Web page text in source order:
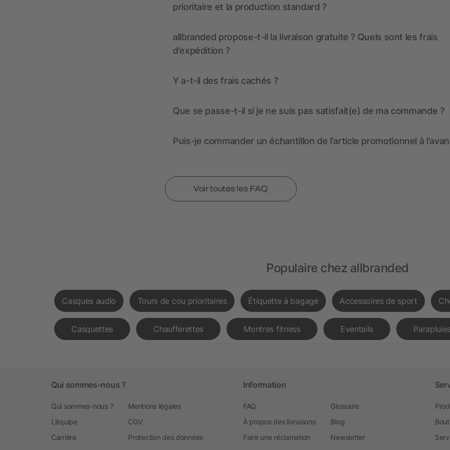
prioritaire et la production standard ?
allbranded propose-t-il la livraison gratuite ? Quels sont les frais
d’expédition ?
Y a-t-il des frais cachés ?
Que se passe-t-il si je ne suis pas satisfait(e) de ma commande ?
Puis-je commander un échantillon de l’article promotionnel à
Voir toutes les FAQ
Populaire chez allbranded
Casques audio Tours de cou prioritaires Étiquette à bagage Accessoires de sport
Casquettes Chaufferettes Montres fitness Eventails
Qui sommes-nous ?
Qui sommes-nous ?
L’équipe
Carrière
Mentions légales
CGV
Protection des données
Information
FAQ
À propos des livraisons
Faire une réclamation
Glossaire
Blog
Newsletter